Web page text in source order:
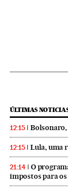
ÚLTIMAS
12:15
12:15 Lula, uma
21:14
O
impostos para